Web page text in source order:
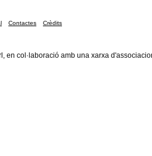
Contactes Crèdits
en col·laboració amb una xarxa